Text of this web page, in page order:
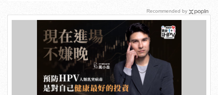
Recommended by